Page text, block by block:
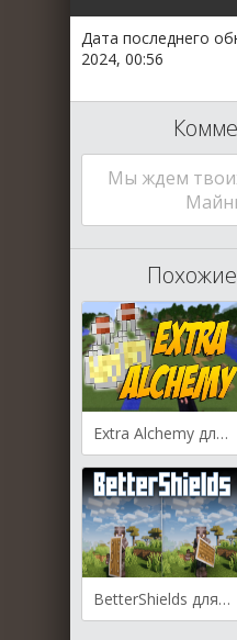
Дата последнего
2024, 00:56
Мы ждем
Extra Alchemy для Майнкрафт [1.20.4, 1.20.2, 1.20.1]
BetterShields для Майнкрафт [1.20.2, 1.19.4, 1.19.2]